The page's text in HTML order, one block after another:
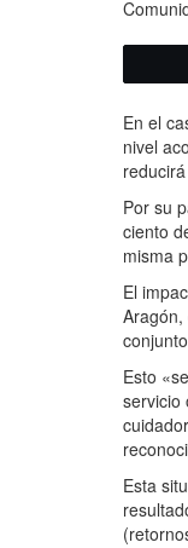
En el
nivel
Por su
ciento
misma
El
Esto
servicio
Esta